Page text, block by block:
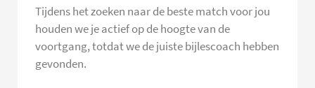
Tijdens het zoeken naar de beste match voor jou
houden we je actief op de hoogte van de
voortgang, totdat we de juiste bijlescoach hebben
gevonden.